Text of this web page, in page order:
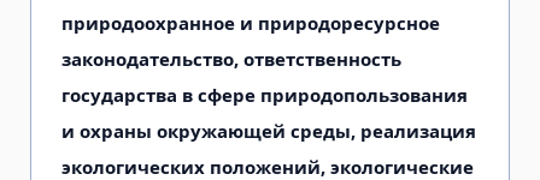
природоохранное и природоресурсное
законодательство, ответственность
государства в сфере природопользования
и охраны окружающей среды, реализация
экологических положений, экологические